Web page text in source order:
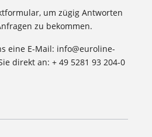
um zügig Antworten
zu bekommen.
eine E-Mail: info@euroline-
direkt an: + 49 5281 93 204-0